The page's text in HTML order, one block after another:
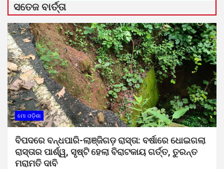
ସତେଜ ବାର୍ତ୍ତା
ମୋ ଓଡ଼ିଶା
ବିପଦରେ ବନ୍ଧପାରି-ଲାଞ୍ଜିଗଡ଼ ରାସ୍ତା: ବର୍ଷାରେ ଧୋଇଗଲା
ରାସ୍ତାର ପାର୍ଶ୍ୱ, ସୃଷ୍ଟି ହେଲା ବିରାଟକାୟ ଗର୍ତ୍ତ, ତୁରନ୍ତ
ମରାମତି ଦାବି